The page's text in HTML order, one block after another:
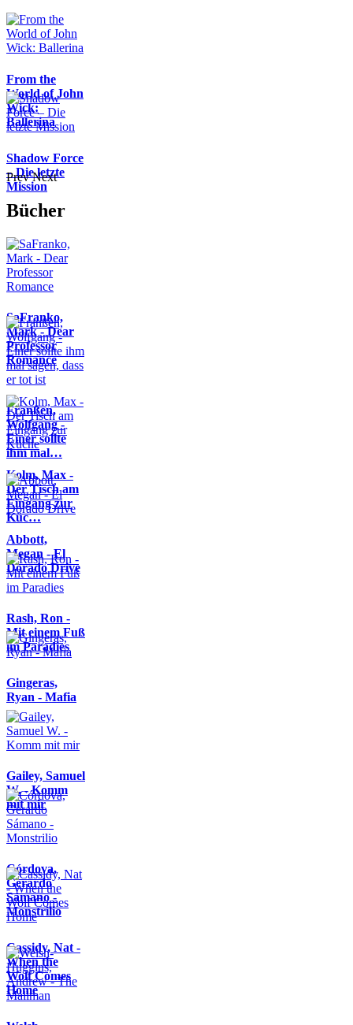
From the
World of John
Wick:
Ballerina
Shadow Force
– Die letzte
Mission
Prev Next
Bücher
SaFranko,
Mark - Dear
Professor
Romance
Franßen,
Wolfgang -
Einer sollte
ihm mal…
Kolm, Max -
Der Tisch am
Eingang zur
Küc…
Abbott,
Megan - El
Dorado Drive
Rash, Ron -
Mit einem Fuß
im Paradies
Gingeras,
Ryan - Mafia
Gailey, Samuel
W. - Komm
mit mir
Córdova,
Gerardo
Sámano -
Monstrilio
Cassidy, Nat -
When the
Wolf Comes
Home